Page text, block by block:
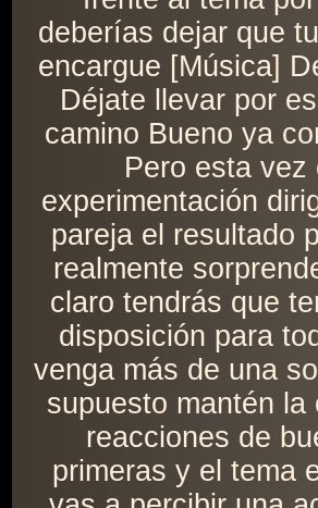
deberías dejar que
encargue [Música]
Déjate llevar por
camino Bueno ya
Pero esta vez
experimentación
pareja el resultado
realmente
claro tendrás que
disposición para
venga más de una
supuesto mantén la
reacciones de
primeras y el tema